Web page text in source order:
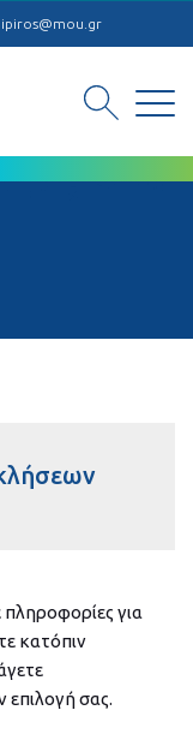
ipiros@mou.gr
πληροφορίες για
κατόπιν
σας.